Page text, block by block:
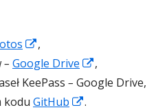
Strona
otwiera
się
w
,
– Google Drive
Strona
otwiera
,
KeePass – Google Drive,
kodu GitHub
Strona
.